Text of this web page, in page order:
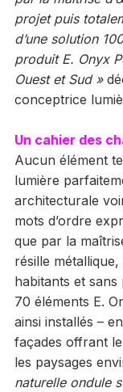
projet puis
d’une solution
produit E. Onyx
Ouest et Sud »
conceptrice
Un cahier des
Aucun élément
lumière
architecturale
mots d’ordre
que par la
résille
habitants et
70 éléments E.
ainsi installés –
façades offrant le
les paysages
naturelle ondule